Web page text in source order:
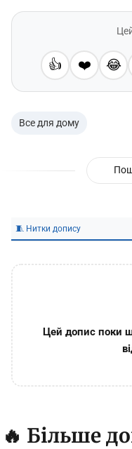
👍 ❤️ 😂
Все для дому
🧵 Нитки допису
Цей допис поки
🔥 Більше